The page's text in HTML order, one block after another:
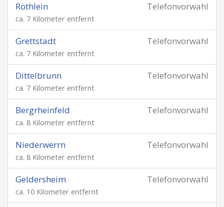
Telefonvorwahl
Röthlein
ca. 7 Kilometer entfernt
Telefonvorwahl
Grettstadt
ca. 7 Kilometer entfernt
Telefonvorwahl
Dittelbrunn
ca. 7 Kilometer entfernt
Telefonvorwahl
Bergrheinfeld
ca. 8 Kilometer entfernt
Telefonvorwahl
Niederwerrn
ca. 8 Kilometer entfernt
Telefonvorwahl
Geldersheim
ca. 10 Kilometer entfernt